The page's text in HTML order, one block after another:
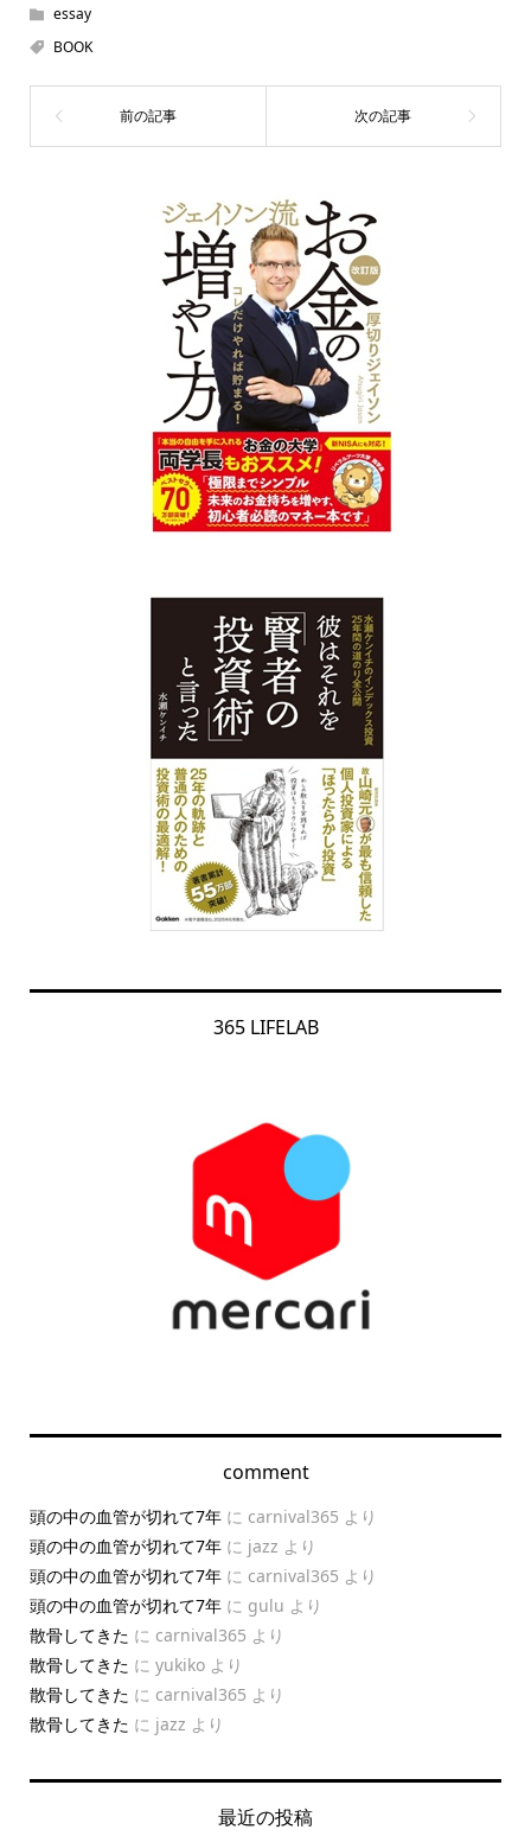
essay
BOOK
365 LIFELAB
comment
頭の中の血管が切れて7年に carnival365 より
頭の中の血管が切れて7年に jazz より
頭の中の血管が切れて7年に carnival365 より
頭の中の血管が切れて7年に gulu より
散骨してきた に carnival365 より
散骨してきた に yukikoより
散骨してきた に carnival365 より
散骨してきた に jazz より
最近の投稿